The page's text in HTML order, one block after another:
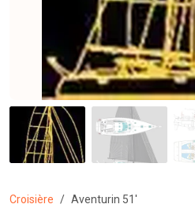
Croisière Aventurin 51'